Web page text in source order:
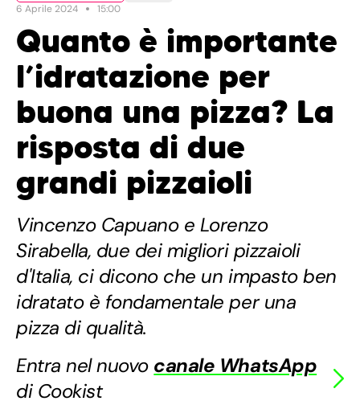
6 Aprile 2024 15:00
Quanto è importante
l’idratazione per
buona una pizza? La
risposta di due
grandi pizzaioli
Vincenzo Capuano e Lorenzo
Sirabella, due dei migliori pizzaioli
d'Italia, ci dicono che un impasto ben
idratato è fondamentale per una
pizza di qualità.
Entra nel nuovo canale WhatsApp
di Cookist